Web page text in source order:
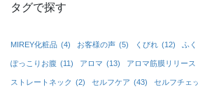
タグで探す
MIREY化粧品 (4) お客様の声 (5) くびれ (12) ふ
ぽっこりお腹 (11) アロマ (13) アロマ筋膜リリース
ストレートネック (2) セルフケア (43) セルフチェ